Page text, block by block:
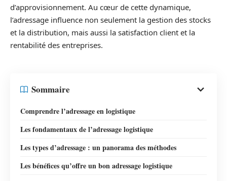
d’approvisionnement. Au cœur de cette dynamique,
l’adressage influence non seulement la gestion des stocks
et la distribution, mais aussi la satisfaction client et la
rentabilité des entreprises.
Sommaire
Comprendre l’adressage en logistique
Les fondamentaux de l’adressage logistique
Les types d’adressage : un panorama des méthodes
Les bénéfices qu’offre un bon adressage logistique